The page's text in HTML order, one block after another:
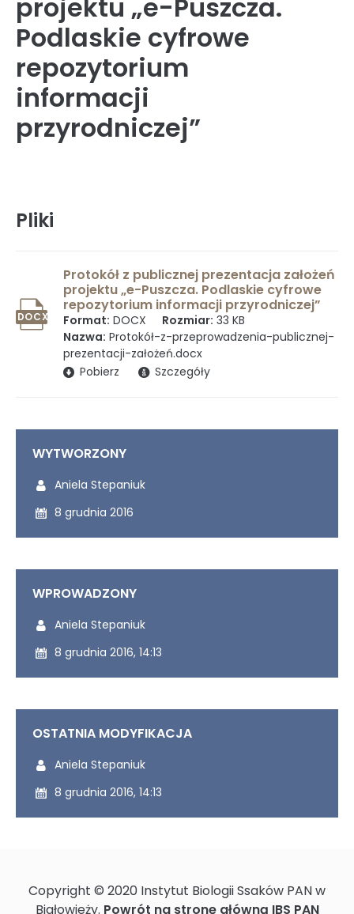
Status prawny
Dyrekcja
Szkoła doktorska Bioplanet
Zamówienia publiczne
Ogłoszenia
Ochrona danych osobowych
Standardy Ochrony Małoletnich w
Sprawozdania z działalności naukowej
projektu „e-Puszcza.
Podlaskie cyfrowe
repozytorium
informacji
przyrodniczej”
Pliki
DOCX
Protokół z publicznej prezentacja założeń
projektu „e-Puszcza. Podlaskie cyfrowe
repozytorium informacji przyrodniczej”
Format: DOCX Rozmiar: 33 KB
Nazwa: Protokół-z-przeprowadzenia-publicznej-
prezentacji-założeń.docx
Pobierz (otwiera się w nowym oknie)
Szczegóły
WYTWORZONY
Wytworzony przez:
Aniela Stepaniuk
Wytworzony dnia:
8 grudnia 2016
WPROWADZONY
Udostępniony przez:
Aniela Stepaniuk
Udostępniony dnia:
8 grudnia 2016, 14:13
OSTATNIA MODYFIKACJA
Ostatnio modyfikowany przez:
Aniela Stepaniuk
Ostatnio zmodyfikowany dnia:
8 grudnia 2016, 14:13
Copyright © 2020 Instytut Biologii Ssaków PAN w
Białowieży. Powrót na stronę główną IBS PAN